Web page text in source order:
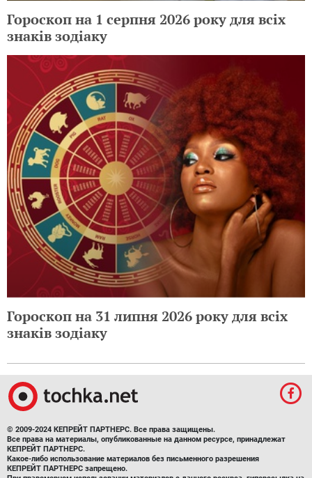
Гороскоп на 1 серпня 2026 року для всіх
знаків зодіаку
Гороскоп на 31 липня 2026 року для всіх
знаків зодіаку
© 2009-2024 КЕПРЕЙТ ПАРТНЕРС. Все права защищены.
Все права на материалы, опубликованные на данном ресурсе, принадлежат
КЕПРЕЙТ ПАРТНЕРС.
Какое-либо использование материалов без письменного разрешения
КЕПРЕЙТ ПАРТНЕРС запрещено.